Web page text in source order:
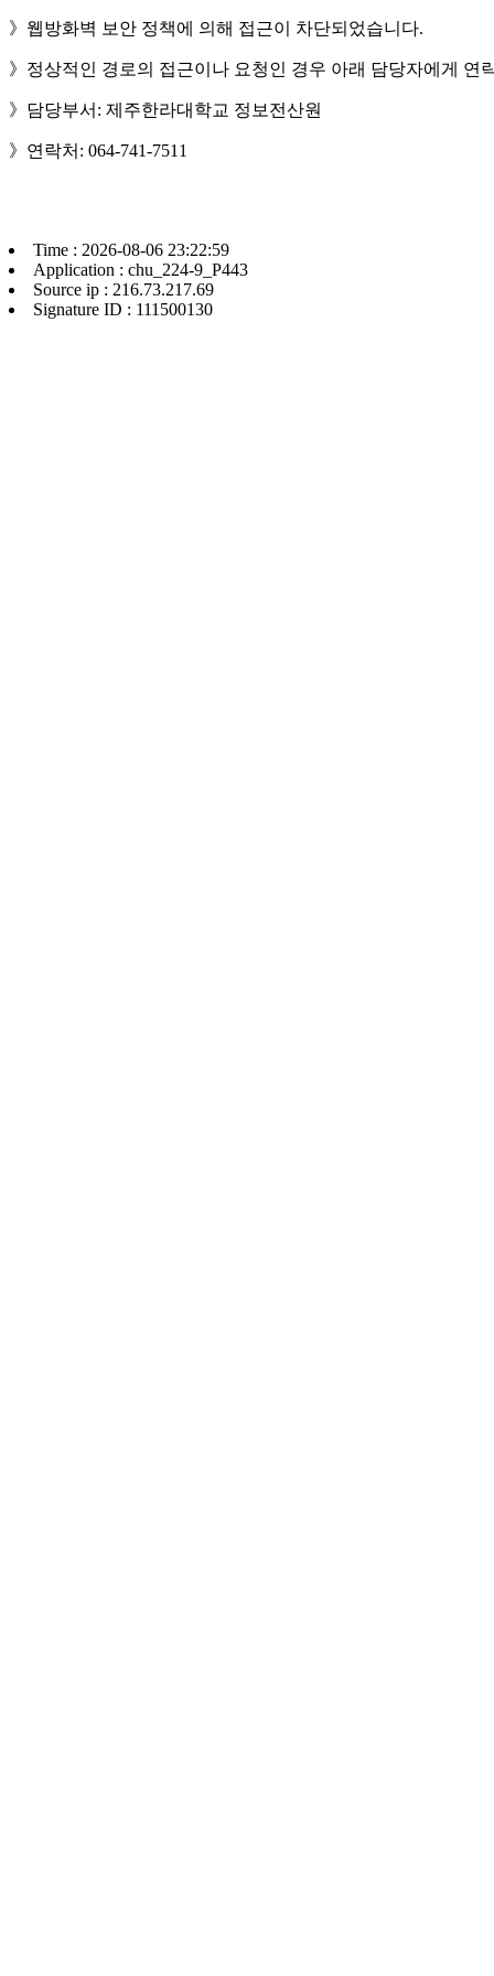
》웹방화벽 보안 정책에 의해 접근이 차단되었습니다.
》정상적인 경로의 접근이나 요청인 경우 아래 담당자에게 연
》담당부서: 제주한라대학교 정보전산원
》연락처: 064-741-7511
Time : 2026-08-06 23:22:59
Application : chu_224-9_P443
Source ip : 216.73.217.69
Signature ID : 111500130